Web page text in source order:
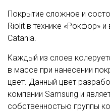
Покрытие сложное и
Riolit в технике «Рокфор»
Catania.
Каждый из слоев
в массе при нанесении
цвет. Данный цвет
компании Samsung и
собственностью группы